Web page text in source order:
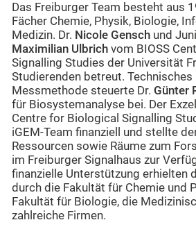
Das Freiburger Team besteht aus
Fächer Chemie, Physik, Biologie,
Medizin. Dr. Nicole Gensch und
Maximilian Ulbrich vom BIOSS
Signalling Studies der Universität
Studierenden betreut.
Messmethode steuerte Dr. Günter
für Biosystemanalyse bei. Der
Centre for Biological Signalling
iGEM-Team finanziell und stellte
Ressourcen sowie Räume zum
im Freiburger Signalhaus zur
finanzielle Unterstützung erhielten
durch die Fakultät für Chemie und
Fakultät für Biologie, die
zahlreiche Firmen.